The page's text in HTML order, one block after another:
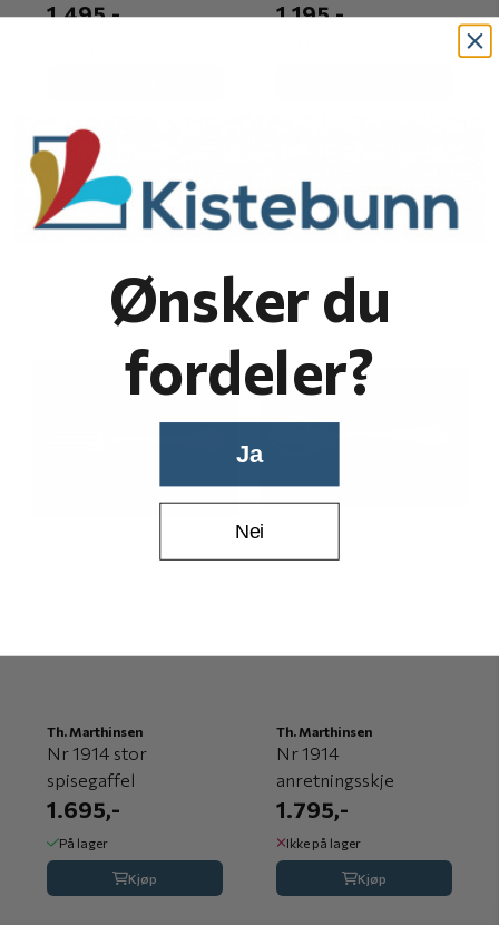
1.495,- 1.195,-
Th. Marthinsen
Nr 1914 stor
spisegaffel
1.695,-
På lager
Kjøp
Th. Marthinsen
Nr 1914
anretningsskje
1.795,-
Ikke på lager
Kjøp
Ønsker du
fordeler?
Ja
Nei